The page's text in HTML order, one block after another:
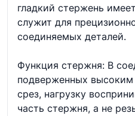
гладкий стержень
служит для
соединяемых деталей.
Функция стержня: В
подверженных высоким
срез, нагрузку
часть стержня, а не